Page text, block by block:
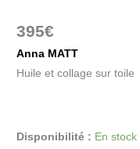
395€
Anna MATT
Huile et collage sur toile
Disponibilité : En stock